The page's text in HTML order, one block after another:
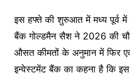
इस हफ्ते की शुरुआत में मध्य पूर्व में
बैंक गोल्डमैन सैश ने 2026 की
औसत कीमतों के अनुमान में फिर
इन्वेस्टमेंट बैंक का कहना है कि